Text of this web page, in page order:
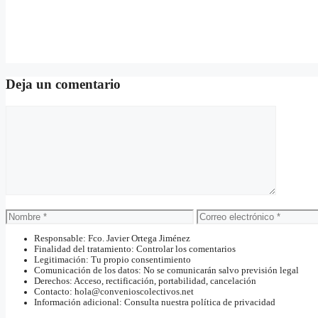
Deja un comentario
Nombre
Correo
electrónico
Responsable: Fco. Javier Ortega Jiménez
Finalidad del tratamiento: Controlar los comentarios
Legitimación: Tu propio consentimiento
Comunicación de los datos: No se comunicarán salvo previsión legal
Derechos: Acceso, rectificación, portabilidad, cancelación
Contacto: hola@convenioscolectivos.net
Información adicional: Consulta nuestra política de privacidad